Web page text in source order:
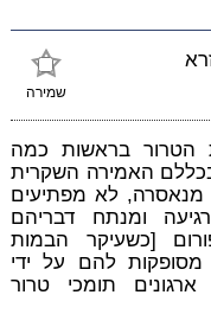
שמירה
הטרור בראשות כמה
האמירה השקרית
מנאסרה, לא מפתיעים
ומנתח דבריהם
[כשעיקר הבמות
מסופקות להם על ידי
תומכי טרור